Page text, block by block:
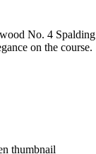
No. 4 Spalding
on the course.